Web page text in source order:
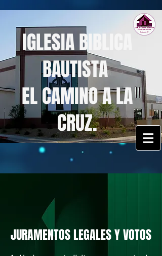
IGLESIA BIBLICA
BAUTISTA
EL CAMINO A LA
CRUZ.
JURAMENTOS LEGALES Y VOTOS